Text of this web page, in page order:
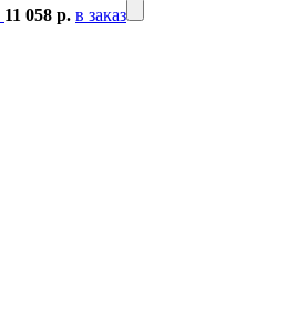
11 058 р. в заказ